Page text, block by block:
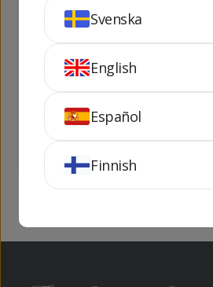
Capitan Tiquela
30%
Svenska
English
Español
Finnish